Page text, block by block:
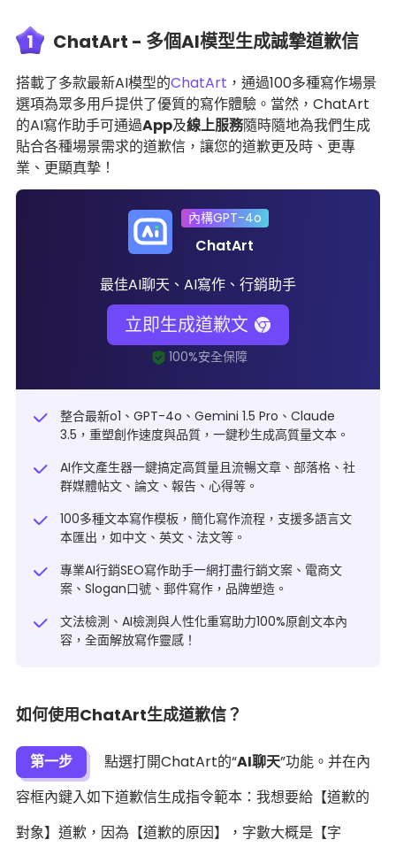
1 ChatArt - 多個AI模型生成誠摯道歉信
搭載了多款最新AI模型的ChatArt ，通過100多種寫作場景
選項為眾多用戶提供了優質的寫作體驗。當然，ChatArt
的AI寫作助手可通過App及線上服務隨時隨地為我們生成
貼合各種場景需求的道歉信，讓您的道歉更及時、更專
業、更顯真摯！
內構GPT-4o
ChatArt
最佳AI聊天、AI寫作、行銷助手
立即生成道歉文
整合最新o1、GPT-4o、Gemini 1.5 Pro、Claude
3.5，重塑創作速度與品質，一鍵秒生成高質量文本。
AI作文產生器一鍵搞定高質量且流暢文章、部落格、社
群媒體帖文、 論文 、報告、心得等。
100多種文本寫作模板，簡化寫作流程，支援多語言文
本匯出，如中文、英文、法文等。
專業AI行銷SEO寫作助手一網打盡行銷文案、電商文
案、Slogan口號、郵件寫作，品牌塑造。
文法檢測、 AI檢測與人性化重寫助力100%原創文本內
容，全面解放寫作靈感！
如何使用ChatArt生成道歉信？
第一步 點選打開ChatArt的“AI聊天”功能。并在內
容框內鍵入如下道歉信生成指令範本：我想要給【道歉的
對象】道歉，因為【道歉的原因】，字數大概是【字